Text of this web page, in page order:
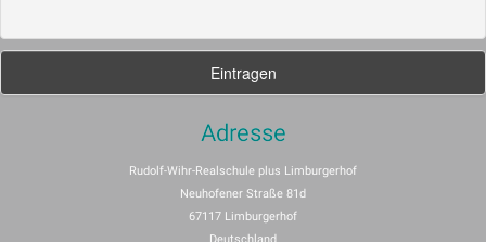
Adresse
Rudolf-Wihr-Realschule plus Limburgerhof
Neuhofener Straße 81d
67117 Limburgerhof